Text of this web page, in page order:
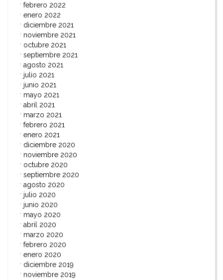
febrero 2022
enero 2022
diciembre 2021
noviembre 2021
octubre 2021
septiembre 2021
agosto 2021
julio 2021
junio 2021
mayo 2021
abril 2021
marzo 2021
febrero 2021
enero 2021
diciembre 2020
noviembre 2020
octubre 2020
septiembre 2020
agosto 2020
julio 2020
junio 2020
mayo 2020
abril 2020
marzo 2020
febrero 2020
enero 2020
diciembre 2019
noviembre 2019